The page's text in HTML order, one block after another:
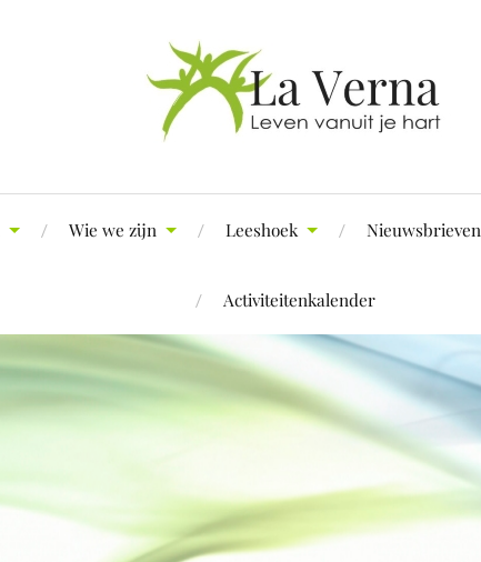
Wie we zijn Leeshoek Nieuwsbrieven
Activiteitenkalender